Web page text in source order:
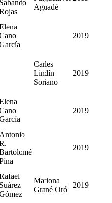
Sabando
Rojas
Aguadé
Elena
Cano
García
2019
Carles
Lindín
Soriano
2019
Elena
Cano
García
2019
Antonio
R.
Bartolomé
Pina
2019
Rafael
Suárez
Gómez
Mariona
Grané Oró
2019